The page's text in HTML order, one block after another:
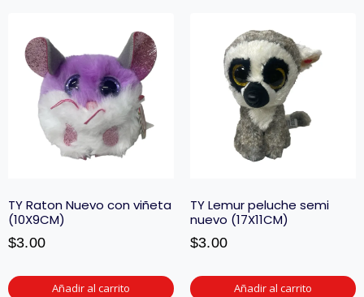
TY Raton Nuevo con viñeta
(10X9CM)
$3.00
Añadir al carrito
TY Lemur peluche semi
nuevo (17X11CM)
$3.00
Añadir al carrito